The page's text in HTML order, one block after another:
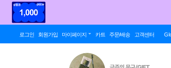
로그인 회원가입 마이페이지 카트 주문/배송 고객센터